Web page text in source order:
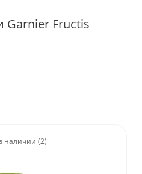
Garnier Fructis
наличии (2)